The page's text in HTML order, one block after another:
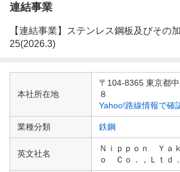
連結事業
【連結事業】ステンレス鋼板及びその
25(2026.3)
企
情本社所在地
〒104-8365 東京都
８
Yahoo!路線情報で確
業種分類 鉄鋼
英文社名
Ｎｉｐｐｏｎ Ｙａ
ｏ Ｃｏ．，Ｌｔｄ．